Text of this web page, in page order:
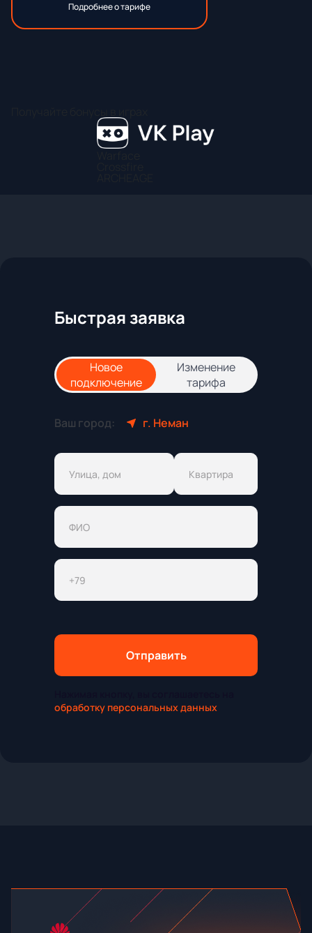
Подробнее о тарифе
Быстрая заявка
Новое
подключение
Изменение
тарифа
Ваш город: г. Неман
Отправить
обработку персональных данных